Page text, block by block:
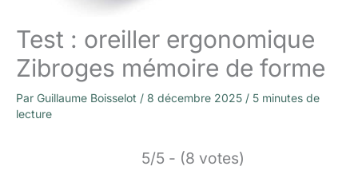
Test : oreiller ergonomique
Zibroges mémoire de forme
Par Guillaume Boisselot / 8 décembre 2025 / 5 minutes de
lecture
5/5 - (8 votes)